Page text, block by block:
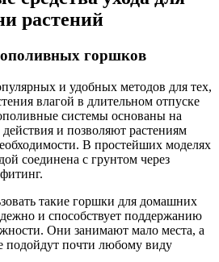
растений
горшков
и удобных методов для тех,
влагой в длительном отпуске
системы основаны на
и позволяют растениям
В простейших моделях
соединена с грунтом через
такие горшки для домашних
и способствует поддержанию
Они занимают мало места, а
подойдут почти любому виду